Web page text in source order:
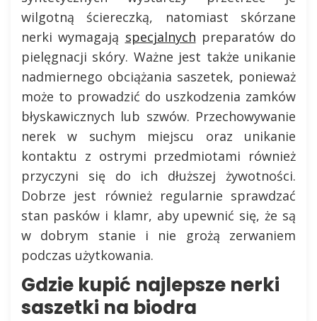
wilgotną ściereczką, natomiast skórzane
nerki wymagają specjalnych preparatów do
pielęgnacji skóry. Ważne jest także unikanie
nadmiernego obciążania saszetek, ponieważ
może to prowadzić do uszkodzenia zamków
błyskawicznych lub szwów. Przechowywanie
nerek w suchym miejscu oraz unikanie
kontaktu z ostrymi przedmiotami również
przyczyni się do ich dłuższej żywotności.
Dobrze jest również regularnie sprawdzać
stan pasków i klamr, aby upewnić się, że są
w dobrym stanie i nie grożą zerwaniem
podczas użytkowania.
Gdzie kupić najlepsze nerki
saszetki na biodra